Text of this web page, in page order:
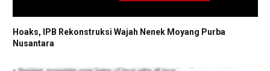
Hoaks, IPB Rekonstruksi Wajah Nenek Moyang Purba
Nusantara